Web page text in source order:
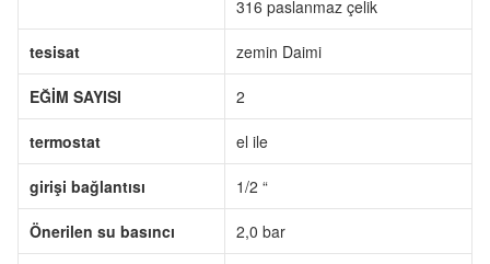
316 paslanmaz çelik
tesisat zemin Daimi
EĞİM SAYISI 2
termostat el ile
girişi bağlantısı 1/2 “
Önerilen su basıncı 2,0 bar